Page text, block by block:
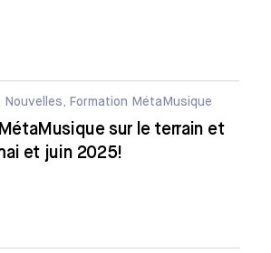
Nouvelles, Formation MétaMusique
sur le terrain et
et juin 2025!